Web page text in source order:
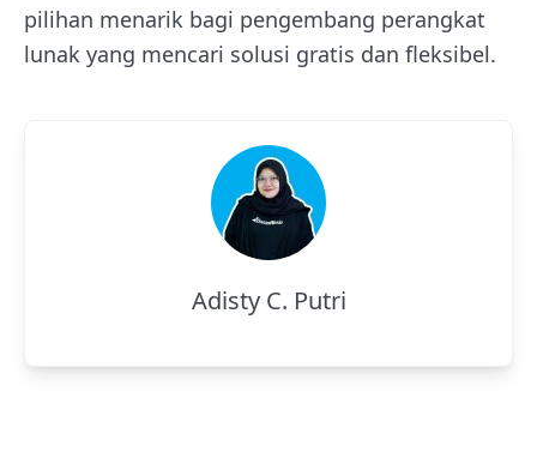
pilihan menarik bagi pengembang perangkat
lunak yang mencari solusi gratis dan fleksibel.
Adisty C. Putri